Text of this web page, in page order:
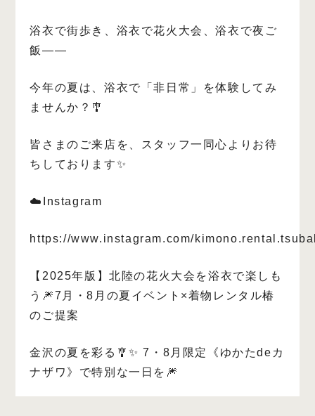
浴衣で街歩き、浴衣で花火大会、浴衣で夜ご
飯――
今年の夏は、浴衣で「非日常」を体験してみ
ませんか？🎐
皆さまのご来店を、スタッフ一同心よりお待
ちしております✨
☁️Instagram
https://www.instagram.com/
【2025年版】北陸の花火大会を浴衣で楽しも
う🎆7月・8月の夏イベント×着物レンタル椿
のご提案
金沢の夏を彩る🎐✨ 7・8月限定《ゆかたdeカ
ナザワ》で特別な一日を🎆